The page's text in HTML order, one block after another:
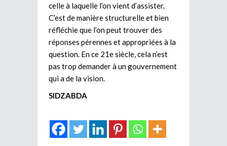
celle à laquelle l’on vient d’assister.
C’est de manière structurelle et bien
réfléchie que l’on peut trouver des
réponses pérennes et appropriées à la
question. En ce 21e siècle, cela n’est
pas trop demander à un gouvernement
qui a de la vision.
SIDZABDA